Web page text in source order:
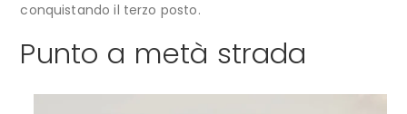
conquistando il terzo posto.
Punto a metà strada